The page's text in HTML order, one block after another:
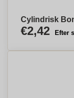
Cylindrisk
€2,42 Efter